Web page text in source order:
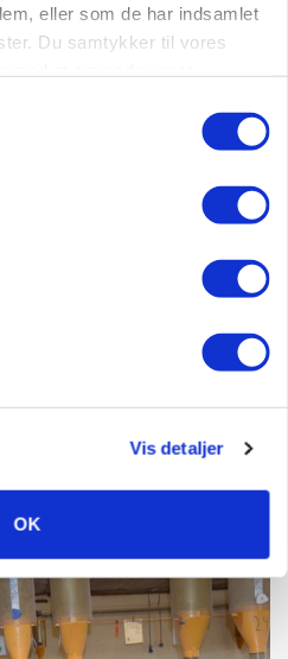
eller som de har indsamlet
Du samtykker til vores
Vis detaljer
OK